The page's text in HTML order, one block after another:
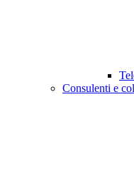
Consulenti e